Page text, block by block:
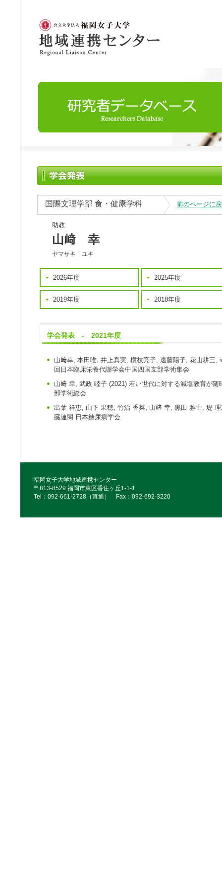
国際文理学部 食・健康学科 前のページに
助教
山﨑 幸
ヤマサキ ユキ
2026年度 2025年度
2019年度 2018年度
学会発表 - 2021年度
山﨑幸, 本田唯, 井上真実, 槇枝亮子, 遠藤陽子, 花山耕三,
回日本臨床栄養代謝学会中国四国支部学術集会
山﨑 幸, 武政 睦子 (2021) 若い世代に対する減塩教育が
部学術総会
出葉 祥恵, 山下 果穂, 竹治 香菜, 山﨑 幸, 黒田 雅士, 堤
臓連関 日本糖尿病学会
福岡女子大学地域連携センター
〒813-8529 福岡市東区香住ヶ丘1-1-1
Tel：092‐661‐2728（直通） Fax：092‐692‐3220